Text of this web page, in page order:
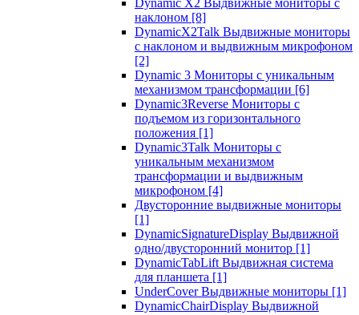
Dynamic X2 Выдвижные мониторы с
наклоном [8]
DynamicX2Talk Выдвижные мониторы
с наклоном и выдвижным микрофоном
[2]
Dynamic 3 Мониторы с уникальным
механизмом трансформации [6]
Dynamic3Reverse Мониторы с
подъемом из горизонтального
положения [1]
Dynamic3Talk Мониторы с
уникальным механизмом
трансформации и выдвижным
микрофоном [4]
Двусторонние выдвижные мониторы
[1]
DynamicSignatureDisplay Выдвижной
одно/двусторонний монитор [1]
DynamicTabLift Выдвижная система
для планшета [1]
UnderCover Выдвижные мониторы [1]
DynamicChairDisplay Выдвижной